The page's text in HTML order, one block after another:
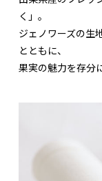
く」。
ジェノワーズの生
とともに、
果実の魅力を存分